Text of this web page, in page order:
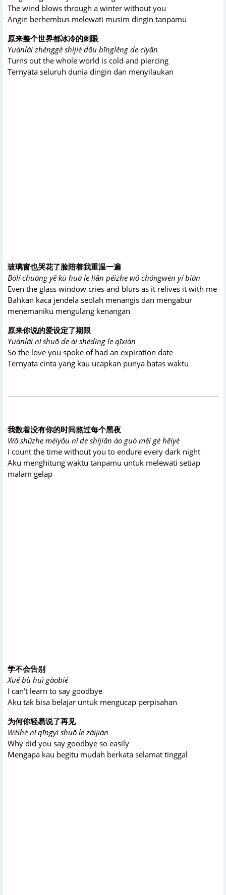
The wind blows through a winter without you
Angin berhembus melewati musim dingin tanpamu
原来整个世界都冰冷的刺眼
Yuánlái zhěnggè shìjiè dōu bīnglěng de cìyǎn
Turns out the whole world is cold and piercing
Ternyata seluruh dunia dingin dan menyilaukan
玻璃窗也哭花了脸陪着我重温一遍
Bōlí chuāng yě kū huā le liǎn péizhe wǒ chóngwēn yí biàn
Even the glass window cries and blurs as it relives it with me
Bahkan kaca jendela seolah menangis dan mengabur
menemaniku mengulang kenangan
原来你说的爱设定了期限
Yuánlái nǐ shuō de ài shèdìng le qīxiàn
So the love you spoke of had an expiration date
Ternyata cinta yang kau ucapkan punya batas waktu
我数着没有你的时间熬过每个黑夜
Wǒ shǔzhe méiyǒu nǐ de shíjiān áo guò měi gè hēiyè
I count the time without you to endure every dark night
Aku menghitung waktu tanpamu untuk melewati setiap
malam gelap
学不会告别
Xué bù huì gàobié
I can’t learn to say goodbye
Aku tak bisa belajar untuk mengucap perpisahan
为何你轻易说了再见
Wèihé nǐ qīngyì shuō le zàijiàn
Why did you say goodbye so easily
Mengapa kau begitu mudah berkata selamat tinggal